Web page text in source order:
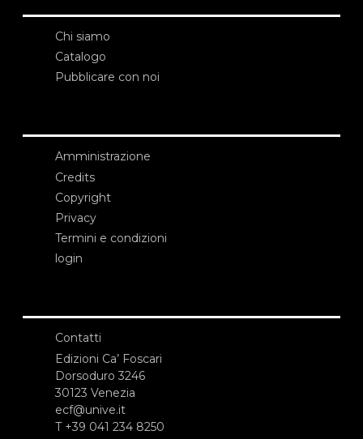
Chi siamo
Catalogo
Pubblicare con noi
Amministrazione
Credits
Copyright
Privacy
Termini e condizioni
login
Contatti
Edizioni Ca’ Foscari
Dorsoduro 3246
30123 Venezia
ecf@unive.it
T +39 041 234 8250